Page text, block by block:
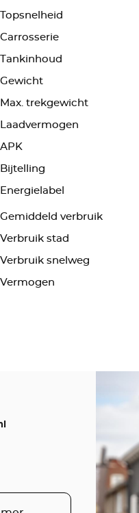
Topsnelheid
Carrosserie
Tankinhoud
Gewicht
Max. trekgewicht
Laadvermogen
APK
Bijtelling
Energielabel
Gemiddeld verbruik
Verbruik stad
Verbruik snelweg
Vermogen